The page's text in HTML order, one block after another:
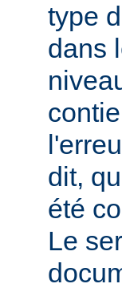
type
dans
dit,
été
Le